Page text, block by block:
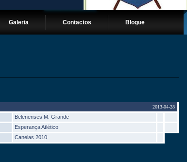
Galeria Contactos Blogue
2013-04-28
Belenenses M. Grande
Esperança Atlético
Canelas 2010